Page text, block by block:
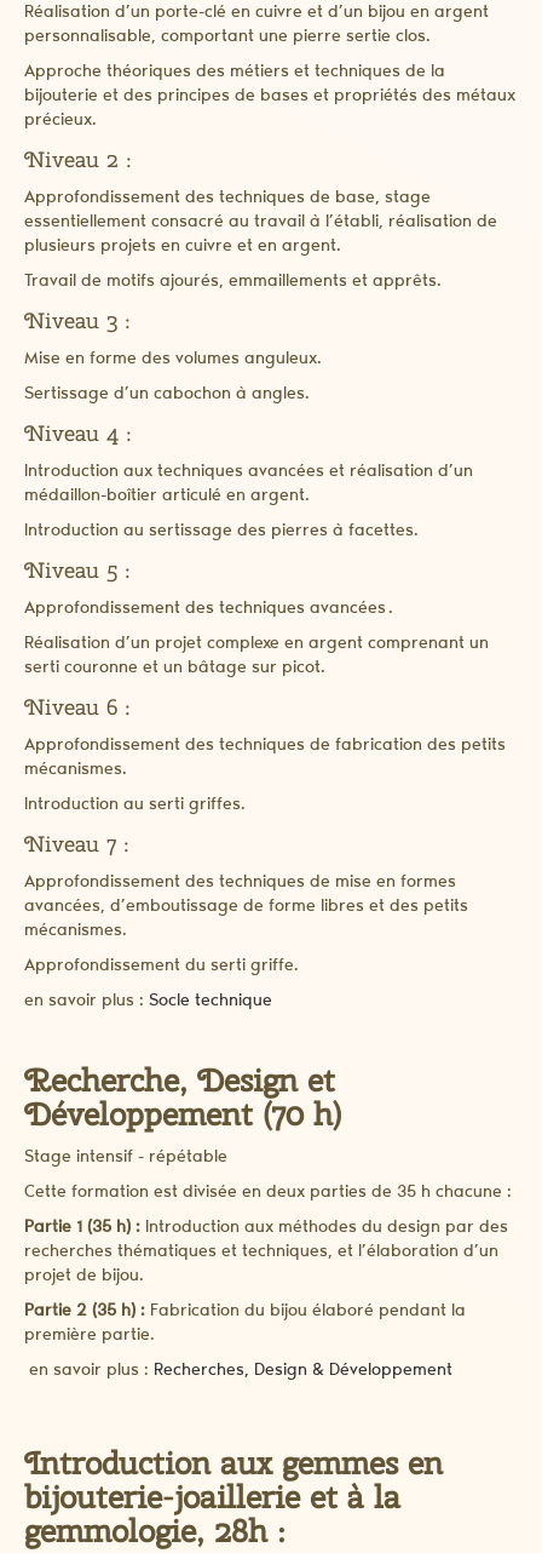
Réalisation d’un porte-clé en cuivre et d’un bijou en argent
personnalisable, comportant une pierre sertie clos.
Approche théoriques des métiers et techniques de la
bijouterie et des principes de bases et propriétés des métaux
précieux.
Niveau 2 :
Approfondissement des techniques de base, stage
essentiellement consacré au travail à l’établi, réalisation de
plusieurs projets en cuivre et en argent.
Travail de motifs ajourés, emmaillements et apprêts.
Niveau 3 :
Mise en forme des volumes anguleux.
Sertissage d’un cabochon à angles.
Niveau 4 :
Introduction aux techniques avancées et réalisation d’un
médaillon-boîtier articulé en argent.
Introduction au sertissage des pierres à facettes.
Niveau 5 :
Approfondissement des techniques avancées .
Réalisation d’un projet complexe en argent comprenant un
serti couronne et un bâtage sur picot.
Niveau 6 :
Approfondissement des techniques de fabrication des petits
mécanismes.
Introduction au serti griffes.
Niveau 7 :
Approfondissement des techniques de mise en formes
avancées, d’emboutissage de forme libres et des petits
mécanismes.
Approfondissement du serti griffe.
en savoir plus : Socle technique
Recherche, Design et
Développement (70 h)
Stage intensif - répétable
Cette formation est divisée en deux parties de 35 h chacune :
Partie 1 (35 h) : Introduction aux méthodes du design par des
recherches thématiques et techniques, et l’élaboration d’un
projet de bijou.
Partie 2 (35 h) : Fabrication du bijou élaboré pendant la
première partie.
en savoir plus : Recherches, Design & Développement
Introduction aux gemmes en
bijouterie-joaillerie et à la
gemmologie, 28h :